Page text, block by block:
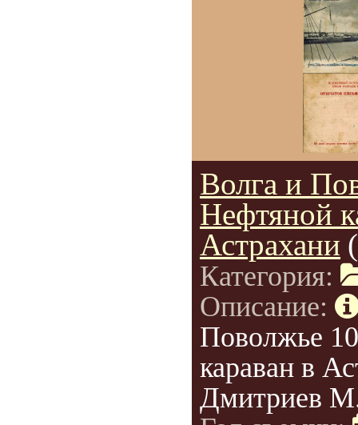
Волга и
Нефтяной
Астрахани
Категория:
Описание:
Поволжье
караван в
Дмитриев